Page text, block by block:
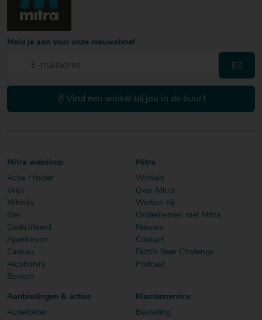
Meld je aan voor onze nieuwsbrief
Vind een winkel bij jou in de buurt
Mitra webshop
Actie / folder
Wijn
Whisky
Bier
Gedistilleerd
Aperitieven
Cadeau
Alcoholvrij
Boeken
Mitra
Winkels
Over Mitra
Werken bij
Ondernemen met Mitra
Nieuws
Contact
Dutch Beer Challenge
Podcast
Aanbiedingen & acties
Actiefolder
Klantenservice
Bestelling